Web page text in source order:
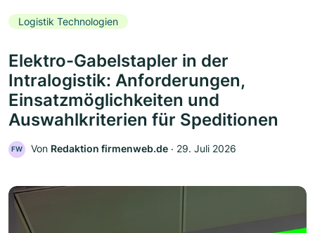
Logistik Technologien
Elektro-Gabelstapler in der
Intralogistik: Anforderungen,
Einsatzmöglichkeiten und
Auswahlkriterien für Speditionen
FW Von Redaktion firmenweb.de ‧ 29. Juli 2026